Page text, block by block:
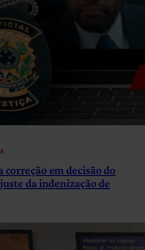
correção em decisão do
da indenização de